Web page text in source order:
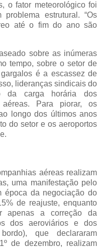
o fator meteorológico foi
estrutural. “Os
até o fim do ano são
sobre as inúmeras
tempo, sobre o setor de
é a escassez de
lideranças sindicais do
da carga horária dos
aéreas. Para piorar, os
longo dos últimos anos
do setor e os aeroportos
aéreas realizam
uma manifestação pelo
época da negociação do
de reajuste, enquanto
apenas a correção da
dos aeroviários e dos
que declararam
de dezembro, realizam